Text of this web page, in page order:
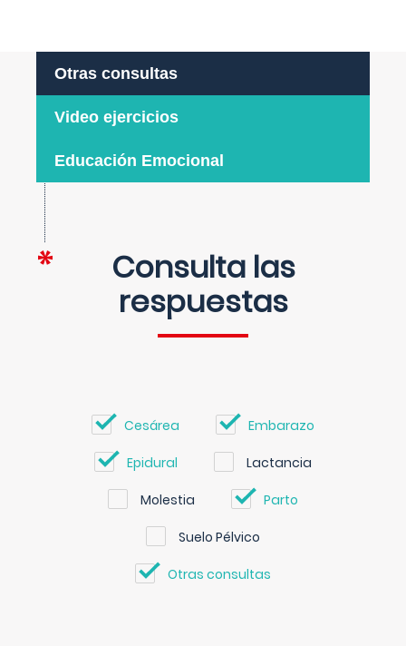
Otras consultas
Video ejercicios
Educación Emocional
Consulta las
respuestas
Cesárea Embarazo
Epidural Lactancia
Molestia Parto
Suelo Pélvico
Otras consultas